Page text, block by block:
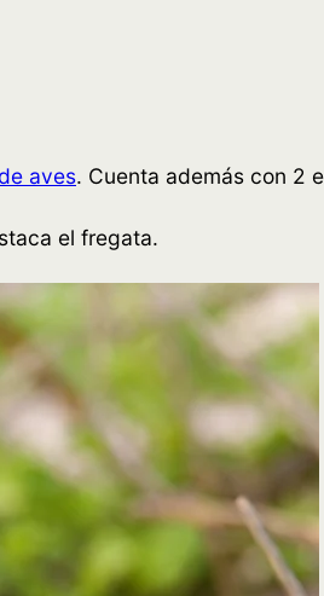
aves. Cuenta además con 2
el fregata.